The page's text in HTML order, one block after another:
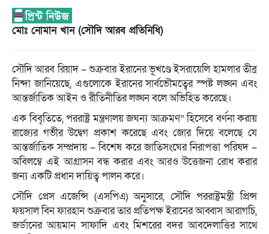
মোঃ নোমান খান (সৌদি আরব প্রতিনিধি)
সৌদি আরব রিয়াদ – শুক্রবার ইরানের ভূখণ্ডে ইসরায়েলি হামলার তীব্র
নিন্দা জানিয়েছে, এগুলোকে ইরানের সার্বভৌমত্বের স্পষ্ট লঙ্ঘন এবং
আন্তর্জাতিক আইন ও রীতিনীতির লঙ্ঘন বলে অভিহিত করেছে।
এক বিবৃতিতে, পররাষ্ট্র মন্ত্রণালয় জঘন্য আক্রমণ” হিসেবে বর্ণনা করায়
রাজ্যের গভীর উদ্বেগ প্রকাশ করেছে এবং জোর দিয়ে বলেছে যে
আন্তর্জাতিক সম্প্রদায় – বিশেষ করে জাতিসংঘের নিরাপত্তা পরিষদ –
অবিলম্বে এই আগ্রাসন বন্ধ করার এবং আরও উত্তেজনা রোধ করার
জন্য একটি প্রধান দায়িত্ব পালন করে।
সৌদি প্রেস এজেন্সি (এসপিএ) অনুসারে, সৌদি পররাষ্ট্রমন্ত্রী প্রিন্স
ফয়সাল বিন ফারহান শুক্রবার তার প্রতিপক্ষ ইরানের আব্বাস আরাগচি,
জর্ডানের আয়মান সাফাদি এবং মিশরের বদর আবদেলাত্তির সাথে